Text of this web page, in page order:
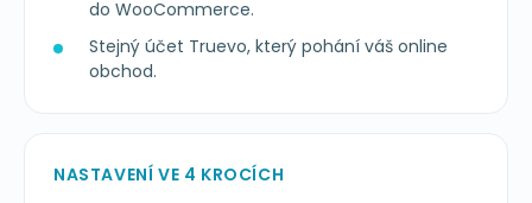
do WooCommerce.
Stejný účet Truevo, který pohání váš online
obchod.
NASTAVENÍ VE 4 KROCÍCH